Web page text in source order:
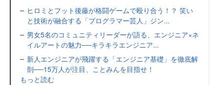
ヒロミとフット後藤が格闘ゲームで殴り合う！？ 笑い
と技術が融合する「プログラマー芸人」ジン...
男女5名のコミュニティリーダーが語る、エンジニア×ネ
イルアートの魅力──キラキラエンジニア...
新人エンジニアが飛躍する「エンジニア基礎」を徹底解
剖──15万人が注目、ことみんを目指せ！
もっと読む